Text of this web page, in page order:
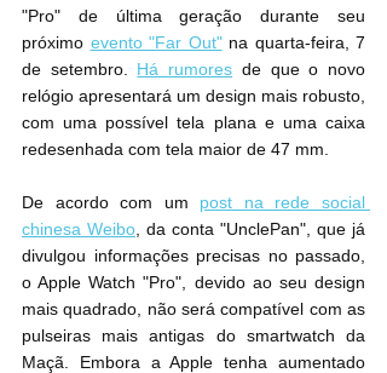
"Pro" de última geração durante seu
próximo evento "Far Out" na quarta-feira, 7
de setembro. Há rumores de que o novo
relógio apresentará um design mais robusto,
com uma possível tela plana e uma caixa
redesenhada com tela maior de 47 mm.
De acordo com um post na rede social
chinesa Weibo , da conta "UnclePan", que já
divulgou informações precisas no passado,
o Apple Watch "Pro", devido ao seu design
mais quadrado, não será compatível com as
pulseiras mais antigas do smartwatch da
Maçã. Embora a Apple tenha aumentado